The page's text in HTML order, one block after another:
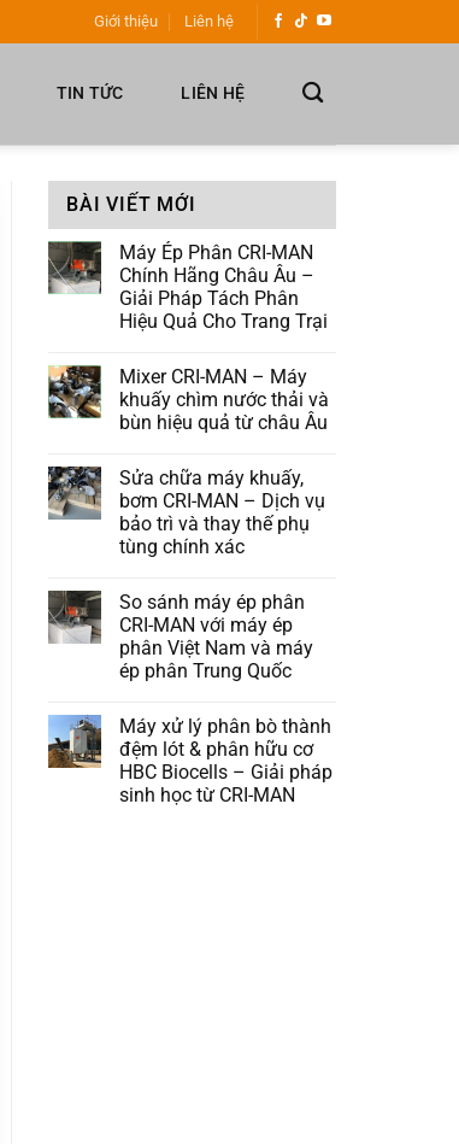
Giới thiệu Liên hệ
TIN TỨC LIÊN HỆ
BÀI VIẾT MỚI
Máy Ép Phân CRI-MAN
Chính Hãng Châu Âu –
Giải Pháp Tách Phân
Hiệu Quả Cho Trang Trại
Mixer CRI-MAN – Máy
khuấy chìm nước thải và
bùn hiệu quả từ châu Âu
Sửa chữa máy khuấy,
bơm CRI-MAN – Dịch vụ
bảo trì và thay thế phụ
tùng chính xác
So sánh máy ép phân
CRI-MAN với máy ép
phân Việt Nam và máy
ép phân Trung Quốc
Máy xử lý phân bò thành
đệm lót & phân hữu cơ
HBC Biocells – Giải pháp
sinh học từ CRI-MAN